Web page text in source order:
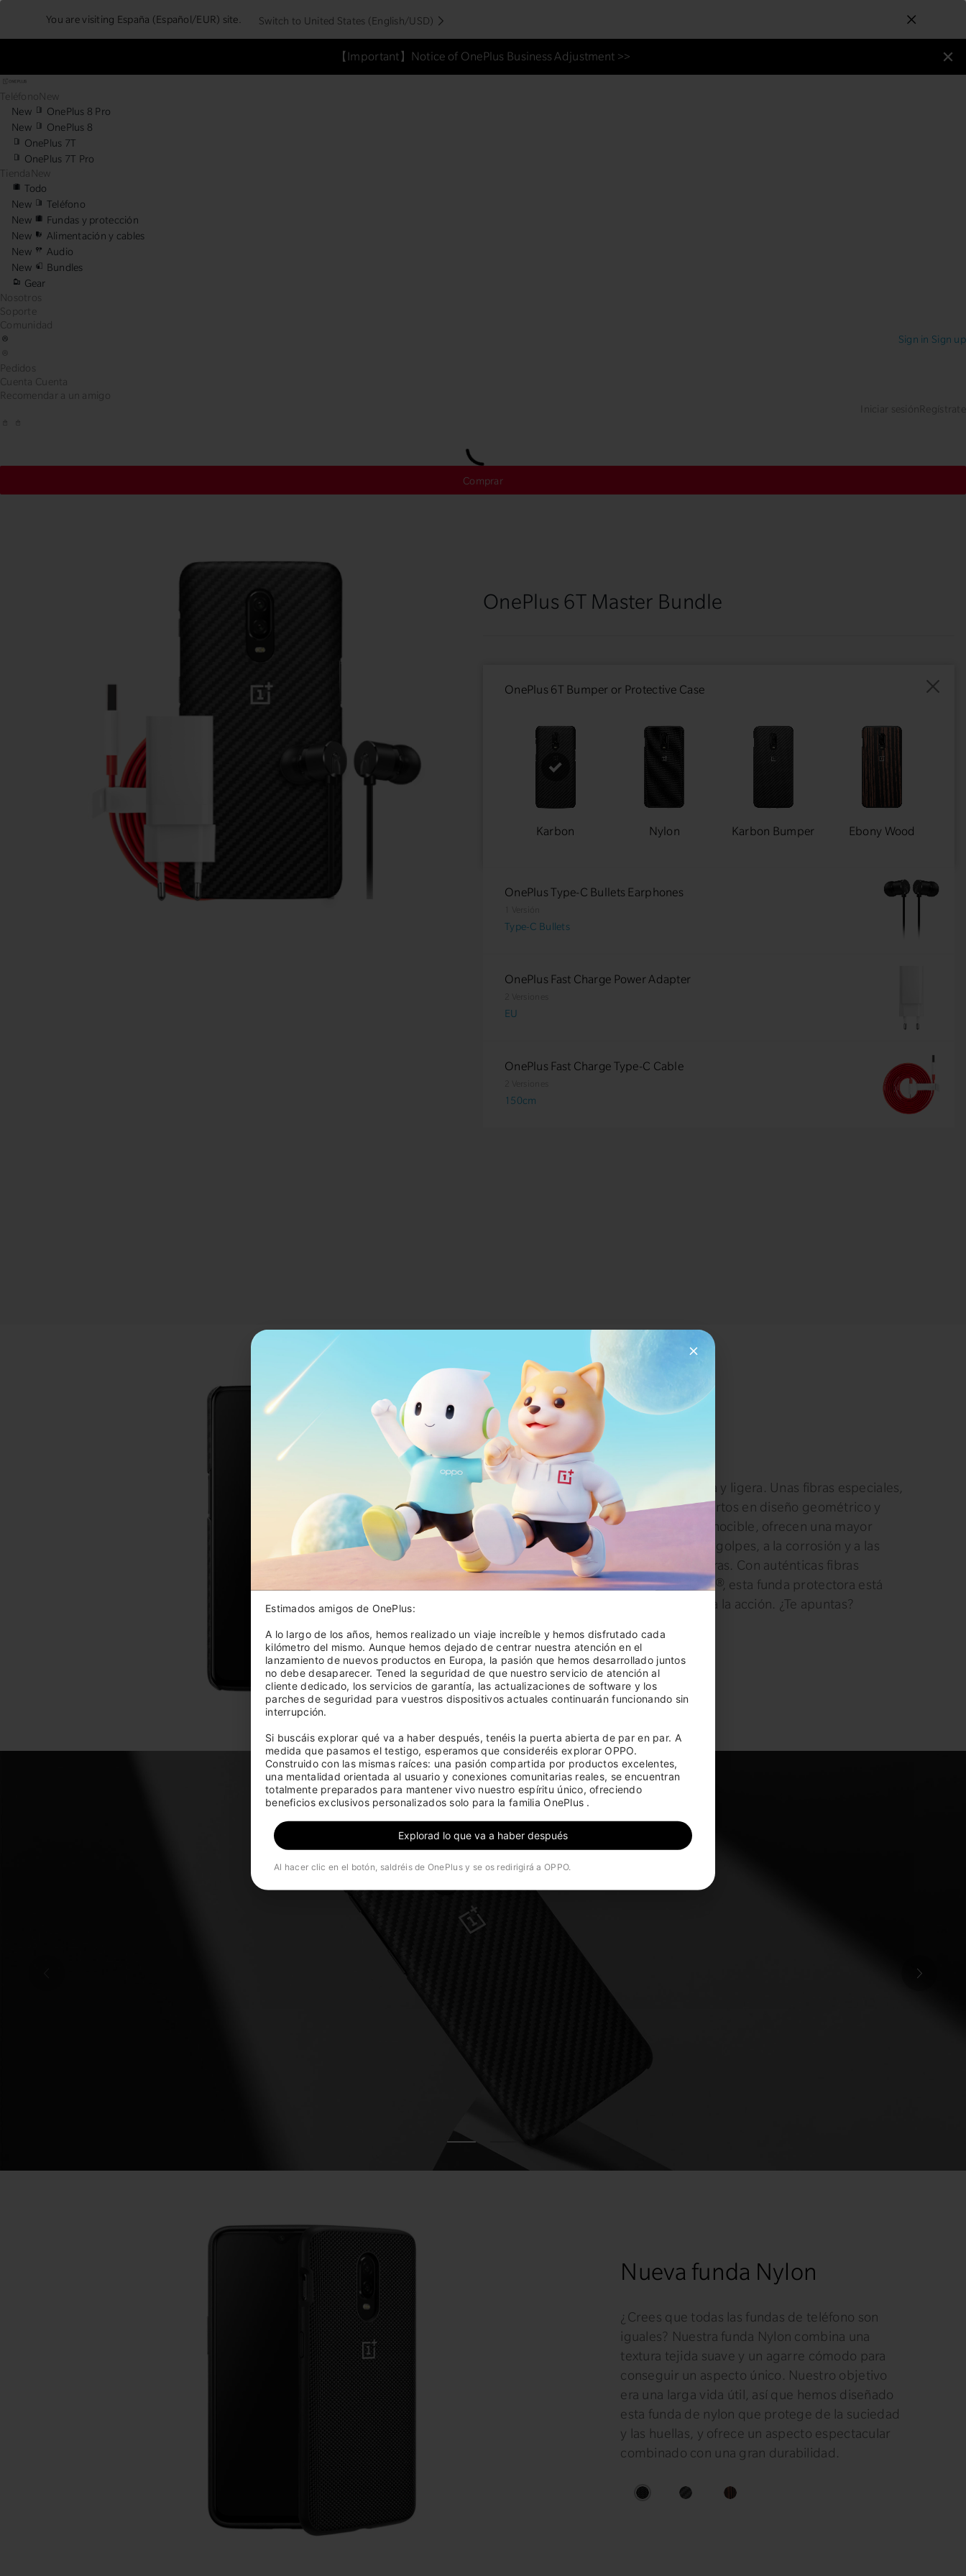
You are visiting España (Español/EUR) site. Switch to United States (English/USD)
【Important】Notice of OnePlus Business Adjustment >>
TeléfonoNew
New
OnePlus 8 Pro
New
OnePlus 8
OnePlus 7T
OnePlus 7T Pro
Tienda New
Todo
New
Teléfono
New
Fundas y protección
New
Alimentación y cables
New
Audio
New
Bundles
Gear
Nosotros
Soporte
Comunidad
Sign in Sign up
Pedidos
Cuenta Cuenta
Recomendar a un amigo
Iniciar sesión Regístrate
Comprar
Oops, the spaceship just got lost! We are trying to get it
OnePlus 6T Master Bundle
OnePlus 6T Bumper or Protective Case
Karbon Nylon Karbon Bumper Ebony Wood
OnePlus Type-C Bullets Earphones
Type-C Bullets
OnePlus Fast Charge Power Adapter
EU
OnePlus Fast Charge Type-C Cable
150cm
Flexible, robusta y ligera. Unas fibras especiales,
tejidas por expertos en diseño geométrico y
fácilmente reconocible, ofrecen una mayor
resistencia a los golpes, a la corrosión y a las
altas temperaturas. Con auténticas fibras
DuPont™ Kevlar®, esta funda protectora está
lista para pasar a la acción. ¿Te apuntas?
Nueva funda Nylon
¿Crees que todas las fundas de teléfono son
iguales? Nuestra funda Nylon combina una
textura tejida suave y un agarre cómodo para
conseguir un aspecto único. Nuestro objetivo
era una larga vida útil, así que hemos diseñado
esta funda de nylon que protege de la suciedad
y las huellas, y ofrece un aspecto espectacular
combinado con una gran durabilidad.
Estimados amigos de OnePlus:
A lo largo de los años, hemos realizado un viaje increíble y hemos disfrutado cada
kilómetro del mismo. Aunque hemos dejado de centrar nuestra atención en el
lanzamiento de nuevos productos en Europa, la pasión que hemos desarrollado juntos
no debe desaparecer. Tened la seguridad de que nuestro servicio de atención al
cliente dedicado, los servicios de garantía, las actualizaciones de software y los
parches de seguridad para vuestros dispositivos actuales continuarán funcionando sin
interrupción.
Si buscáis explorar qué va a haber después, tenéis la puerta abierta de par en par. A
medida que pasamos el testigo, esperamos que consideréis explorar OPPO.
Construido con las mismas raíces: una pasión compartida por productos excelentes,
una mentalidad orientada al usuario y conexiones comunitarias reales, se encuentran
totalmente preparados para mantener vivo nuestro espíritu único, ofreciendo
beneficios exclusivos personalizados solo para la familia OnePlus .
Explorad lo que va a haber después
Al hacer clic en el botón, saldréis de OnePlus y se os redirigirá a OPPO.